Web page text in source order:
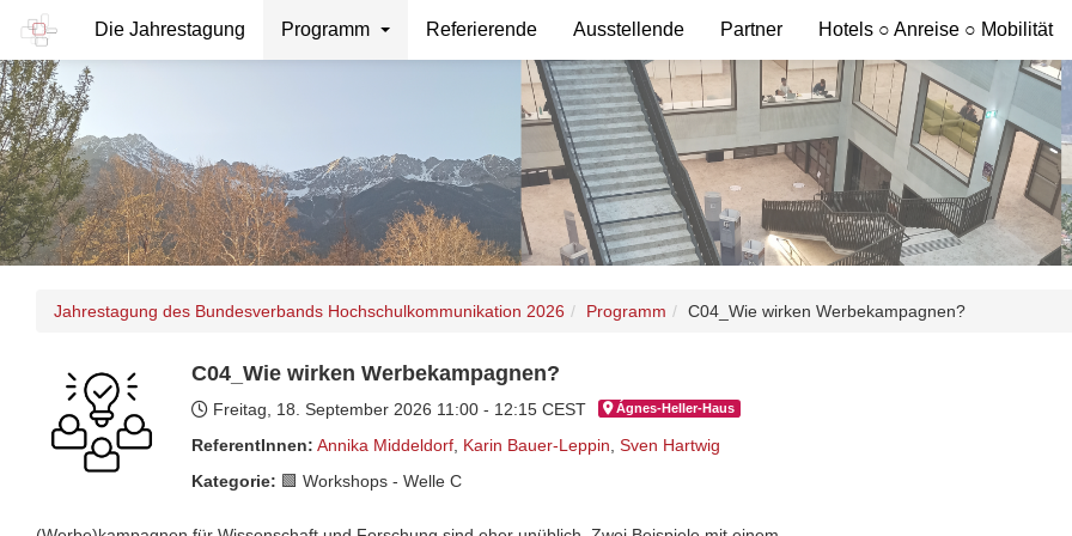
Die Jahrestagung Programm Referierende Ausstellende Partner Hotels ○ Anreise ○ Mobilität
Jahrestagung des Bundesverbands Hochschulkommunikation 2026 Programm C04_Wie wirken Werbekampagnen?
C04_Wie wirken Werbekampagnen?
Freitag, 18. September 2026 11:00 - 12:15 CEST Ágnes-Hel­ler-Haus
ReferentInnen: Annika Middeldorf Karin Bauer-Leppin Sven Hartwig
Kategorie: 🟩 Workshops - Welle C